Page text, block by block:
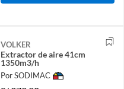
VOLKER
Extractor de aire 41cm
1350m3/h
Por SODIMAC